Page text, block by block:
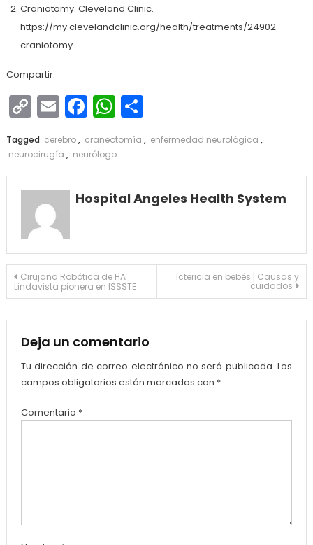
Craniotomy. Cleveland Clinic.
https://my.clevelandclinic.org/health/treatments/24902-
craniotomy
Compartir:
Copy
Link
EmailFacebook
WhatsApp
Compartir
Tagged cerebro, craneotomía , enfermedad neurológica ,
neurocirugía , neurólogo
Hospital Angeles Health System
Navegación
de
Cirujana Robótica de HA
Lindavista pionera en ISSSTE
Ictericia en bebés | Causas y
cuidados
Deja un comentario
Tu dirección de correo electrónico no será publicada. Los
campos obligatorios están marcados con *
Comentario *